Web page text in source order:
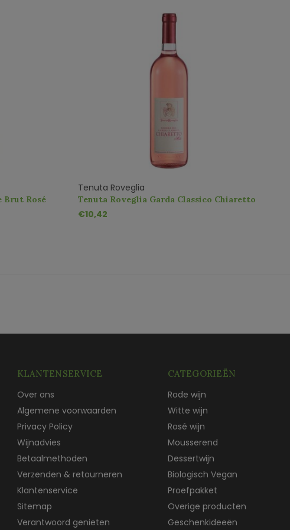
Brut Rosé
Tenuta Roveglia
Tenuta Roveglia Garda Classico Chiaretto
Miti DOC
€10,42
KLANTENSERVICE
Over ons
Algemene voorwaarden
Privacy Policy
Wijnadvies
Betaalmethoden
Verzenden & retourneren
Klantenservice
Sitemap
Verantwoord genieten
CATEGORIEËN
Rode wijn
Witte wijn
Rosé wijn
Mousserend
Dessertwijn
Biologisch Vegan
Proefpakket
Overige producten
Geschenkideeën